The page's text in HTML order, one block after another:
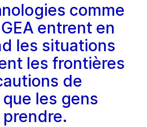
comme
entrent en
les situations
les frontières
de
les gens